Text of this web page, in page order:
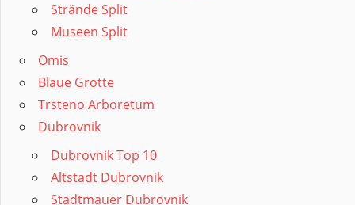
Strände Split
Museen Split
Omis
Blaue Grotte
Trsteno Arboretum
Dubrovnik
Dubrovnik Top 10
Altstadt Dubrovnik
Stadtmauer Dubrovnik